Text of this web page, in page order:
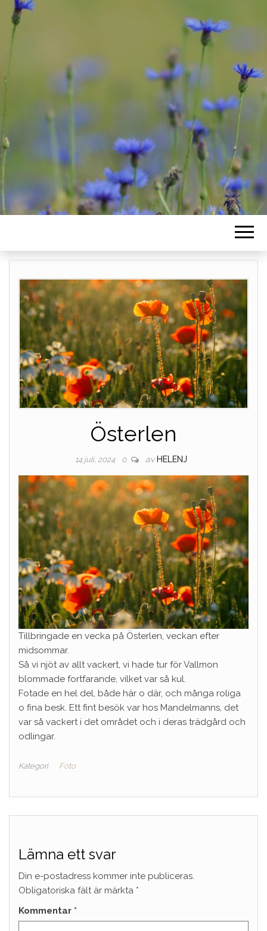
Österlen
14 juli, 2024 0 av HELENJ
Tillbringade en vecka på Österlen, veckan efter
midsommar.
Så vi njöt av allt vackert, vi hade tur för Vallmon
blommade fortfarande, vilket var så kul.
Fotade en hel del, både här o där, och många roliga
o fina besk. Ett fint besök var hos Mandelmanns, det
var så vackert i det området och i deras trädgård och
odlingar.
Kategori Foto
Lämna ett svar
Din e-postadress kommer inte publiceras.
Obligatoriska fält är märkta *
Kommentar *